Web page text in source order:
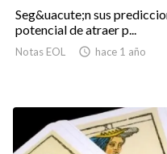
Seg&uacute;n sus
potencial de atraer p...
Notas EOL  hace 1 año